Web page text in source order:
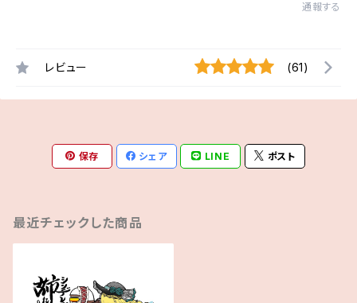
通報する
レビュー (61)
保存 シェア LINE ポスト
最近チェックした商品